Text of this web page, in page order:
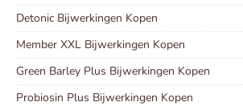
Detonic Bijwerkingen Kopen
Member XXL Bijwerkingen Kopen
Green Barley Plus Bijwerkingen Kopen
Probiosin Plus Bijwerkingen Kopen